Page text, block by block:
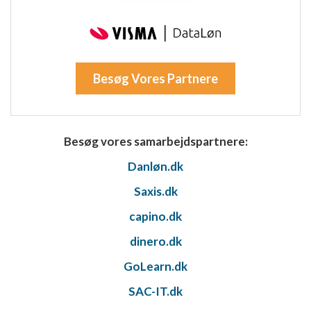
Besøg Vores Partnere
Besøg vores samarbejdspartnere:
Danløn.dk
Saxis.dk
capino.dk
dinero.dk
GoLearn.dk
SAC-IT.dk